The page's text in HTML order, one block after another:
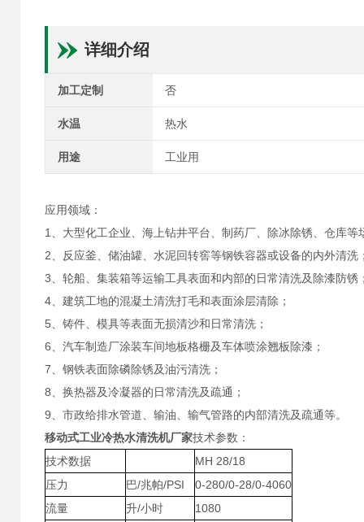
详细介绍
加工定制 否
水温 热水
用途 工业用
应用领域：
1、大型化工企业、海上钻井平台、制药厂、除冰除锈、仓库等
2、反应釜、储油罐、水泥回转窖等钢铁容器或设备的内外清洗
3、轮船、集装箱等运输工具表面和内部的日常清洗及除漆防锈
4、建筑工地的混凝土清洗打毛和表面涂层清除；
5、铸件、模具等表面无损清沙和日常清洗；
6、汽车制造厂涂装车间地板格栅及车体喷涂翘板除漆；
7、钢铁表面除磷除锈及油污清洗；
8、换热器及冷凝器的日常清洗及疏通；
9、市政给排水管道、输油、输气管路的内部清洗及疏通等。
移动式工业冷热水清洗机厂家技术参数：
技术数据
MH 28/18
压力
巴/兆帕/PSI
0-280/0-28/0-4060
流量
升/小时
1080